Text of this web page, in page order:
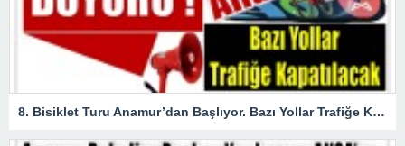
8. Bisiklet Turu Anamur’dan Başlıyor. Bazı Yollar Trafiğe Kapatılacak